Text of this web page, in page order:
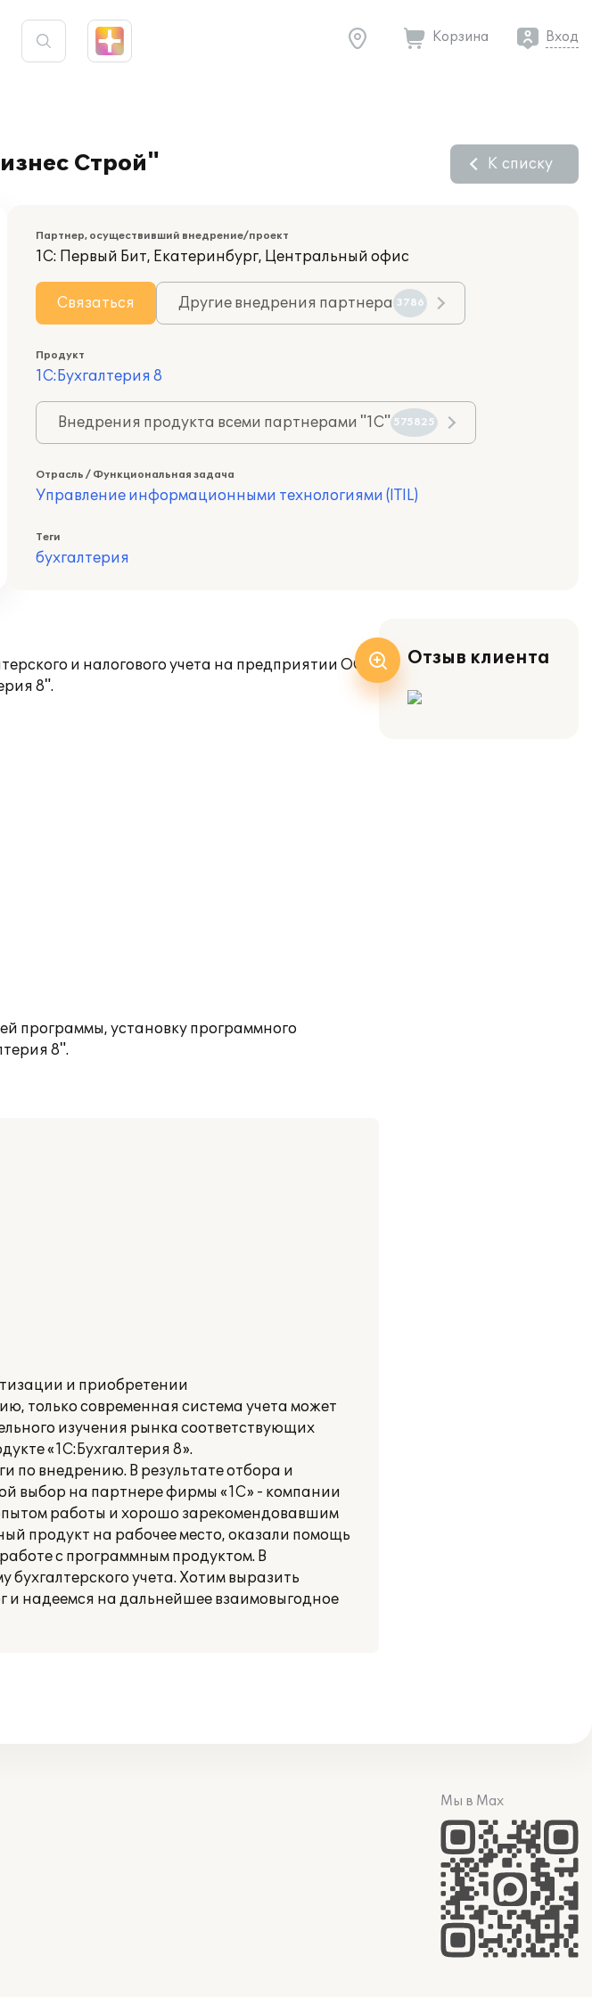
Корзина Вход
Строй" К списку
Партнер, осуществивший внедрение/проект
1С: Первый Бит, Екатеринбург, Центральный офис
Связаться Другие внедрения партнера 3786
Продукт
1С:Бухгалтерия 8
Внедрения продукта всеми партнерами "1С" 575825
Отрасль / Функциональная задача
Управление информационными технологиями (ITIL)
Теги
бухгалтерия
и налогового учета на предприятии ООО
8".
программы, установку программного
8".
и приобретении
только современная система учета может
изучения рынка соответствующих
«1С:Бухгалтерия 8».
по внедрению. В результате отбора и
выбор на партнере фирмы «1С» - компании
работы и хорошо зарекомендовавшим
продукт на рабочее место, оказали помощь
с программным продуктом. В
учета. Хотим выразить
и надеемся на дальнейшее взаимовыгодное
Отзыв клиента
Мы в Max